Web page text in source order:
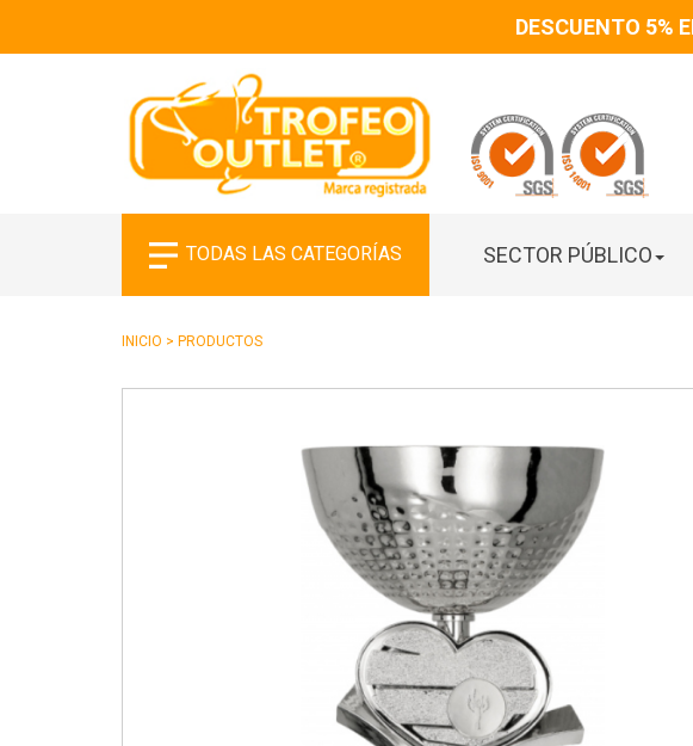
DESCUENTO 5%
TODAS LAS CATEGORÍAS SECTOR PÚBLICO
INICIO > PRODUCTOS